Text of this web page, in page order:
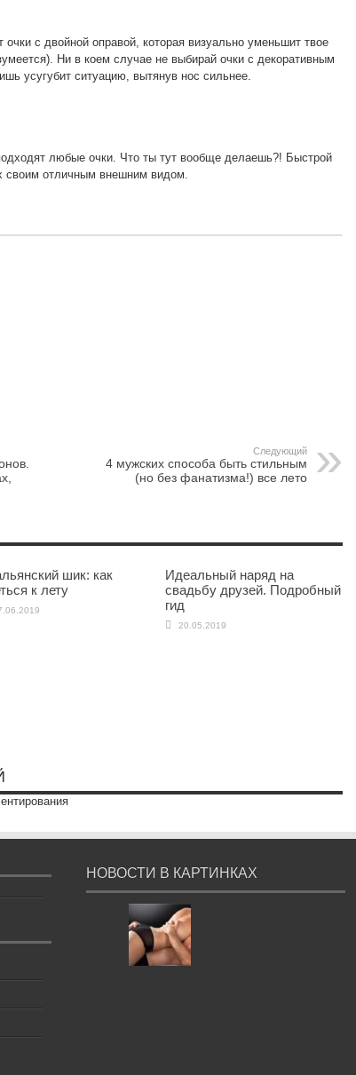
с двойной оправой, которая визуально уменьшит твое
Ни в коем случае не выбирай очки с декоративным
усугубит ситуацию, вытянув нос сильнее.
любые очки. Что ты тут вообще делаешь?! Быстрой
своим отличным внешним видом.
Следующий
4 мужских способа быть стильным
(но без фанатизма!) все лето
шик: как
к лету
Идеальный наряд на
свадьбу друзей. Подробный
гид
20.05.2019
НОВОСТИ В КАРТИНКАХ